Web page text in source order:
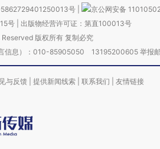
号
京公网安备
号| 出版物经营许可证：第直100013号
版权所有 复制必究
信息）：010-85905050 13195200605 举报
与反馈 提供新闻线索 联系我们 友情链接